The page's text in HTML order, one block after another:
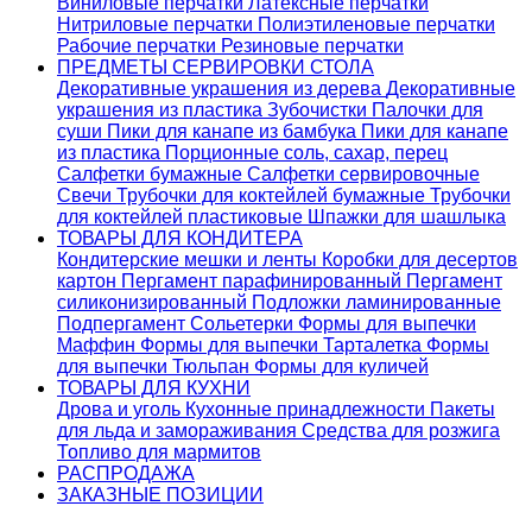
Нитриловые перчатки Полиэтиленовые перчатки
Рабочие перчатки Резиновые перчатки
ПРЕДМЕТЫ СЕРВИРОВКИ СТОЛА
Декоративные украшения из дерева Декоративные
украшения из пластика Зубочистки Палочки для
суши Пики для канапе из бамбука Пики для канапе
из пластика Порционные соль, сахар, перец
Салфетки бумажные Салфетки сервировочные
Свечи Трубочки для коктейлей бумажные Трубочки
для коктейлей пластиковые Шпажки для шашлыка
ТОВАРЫ ДЛЯ КОНДИТЕРА
Кондитерские мешки и ленты Коробки для десертов
картон Пергамент парафинированный Пергамент
силиконизированный Подложки ламинированные
Подпергамент Сольетерки Формы для выпечки
Маффин Формы для выпечки Тарталетка Формы
для выпечки Тюльпан Формы для куличей
ТОВАРЫ ДЛЯ КУХНИ
Дрова и уголь Кухонные принадлежности Пакеты
для льда и замораживания Средства для розжига
Топливо для мармитов
РАСПРОДАЖА
ЗАКАЗНЫЕ ПОЗИЦИИ